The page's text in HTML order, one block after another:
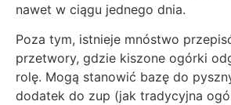
nawet w ciągu jednego dnia.
Poza tym, istnieje mnóstwo
przetwory, gdzie kiszone ogórki
rolę. Mogą stanowić bazę do
dodatek do zup (jak tradycyjna